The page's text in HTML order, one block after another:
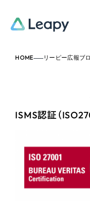
採用情報
お役立ち情報
無料で
無
Web
会社情報
HOME リーピー広報ブ
ISMS認証（